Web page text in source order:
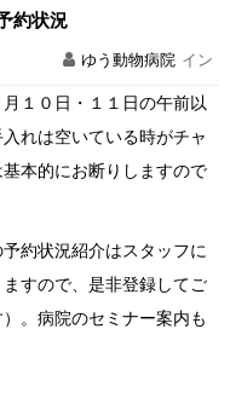
約状況
ゆう動物病院 イン
１０日・１１日の午前以
れは空いている時がチャ
本的にお断りしますので
約状況紹介はスタッフに
すので、是非登録してご
。病院のセミナー案内も